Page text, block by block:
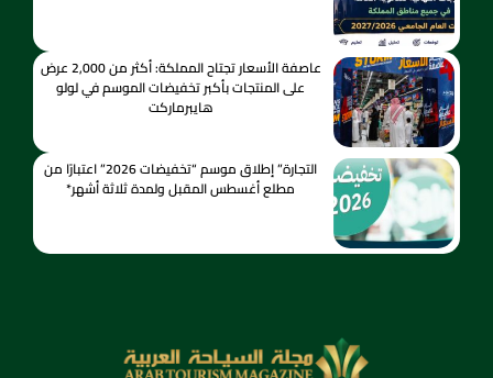
عاصفة الأسعار تجتاح المملكة: أكثر من 2,000 عرض
على المنتجات بأكبر تخفيضات الموسم في لولو
هايبرماركت
التجارة” إطلاق موسم “تخفيضات 2026” اعتبارًا من
مطلع أغسطس المقبل ولمدة ثلاثة أشهر*